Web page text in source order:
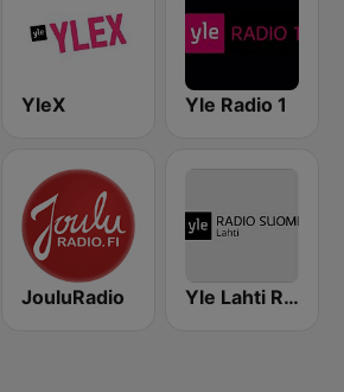
YleX Yle Radio 1
JouluRadio Yle Lahti Radio Suomi